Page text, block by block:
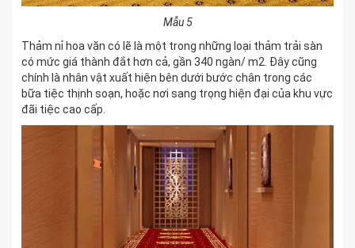
Mẫu 5
Thảm nỉ hoa văn có lẽ là một trong những loại thảm trải sàn
có mức giá thành đắt hơn cả, gần 340 ngàn/ m2. Đây cũng
chính là nhân vật xuất hiện bên dưới bước chân trong các
bữa tiệc thịnh soạn, hoặc nơi sang trọng hiện đại của khu vực
đãi tiệc cao cấp.